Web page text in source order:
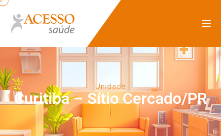
Unidade
Curitiba – Sítio Cercado/PR